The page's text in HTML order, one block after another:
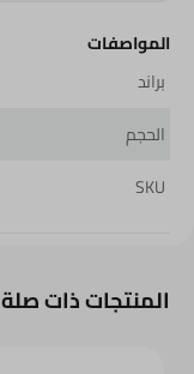
المواصفات
براند
الحجم
SKU
المنتجات ذات صلة